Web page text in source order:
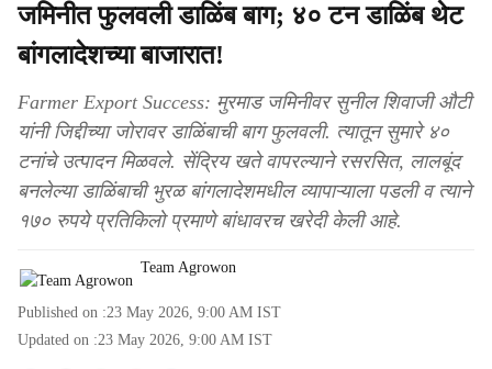
जमिनीत फुलवली डाळिंब बाग; ४० टन डाळिंब थेट
बांगलादेशच्या बाजारात!
Farmer Export Success: मुरमाड जमिनीवर सुनील शिवाजी औटी
यांनी जिद्दीच्या जोरावर डाळिंबाची बाग फुलवली. त्यातून सुमारे ४०
टनांचे उत्पादन मिळवले. सेंद्रिय खते वापरल्याने रसरसित, लालबूंद
बनलेल्या डाळिंबाची भुरळ बांगलादेशमधील व्यापाऱ्याला पडली व त्याने
१७० रुपये प्रतिकिलो प्रमाणे बांधावरच खरेदी केली आहे.
Team Agrowon
Published on :23 May 2026, 9:00 AM IST
Updated on :23 May 2026, 9:00 AM IST